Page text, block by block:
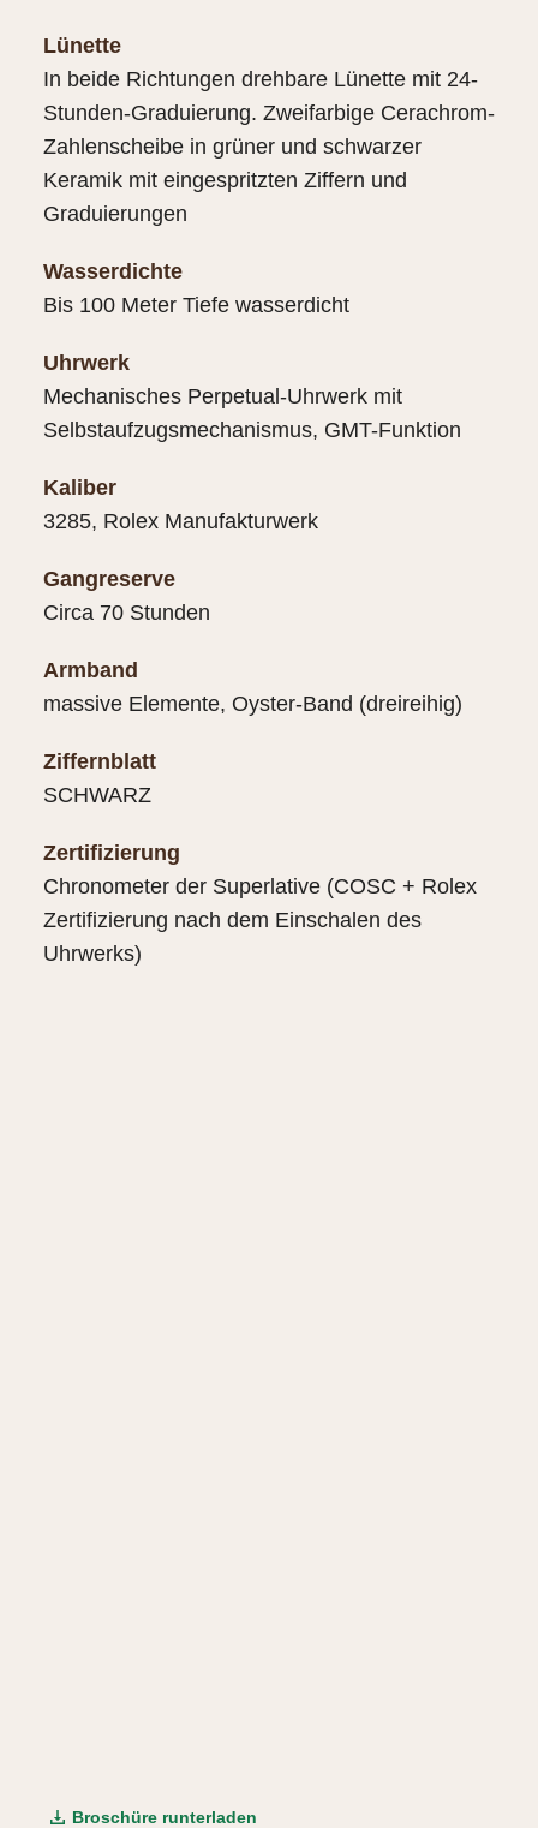
Lünette
In beide Richtungen drehbare Lünette mit 24-
Stunden-Graduierung. Zweifarbige Cerachrom-
Zahlenscheibe in grüner und schwarzer
Keramik mit eingespritzten Ziffern und
Graduierungen
Wasserdichte
Bis 100 Meter Tiefe wasserdicht
Uhrwerk
Mechanisches Perpetual-Uhrwerk mit
Selbstaufzugsmechanismus, GMT-Funktion
Kaliber
3285, Rolex Manufakturwerk
Gangreserve
Circa 70 Stunden
Armband
massive Elemente, Oyster-Band (dreireihig)
Ziffernblatt
SCHWARZ
Zertifizierung
Chronometer der Superlative (COSC + Rolex
Zertifizierung nach dem Einschalen des
Uhrwerks)
Broschüre runterladen